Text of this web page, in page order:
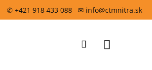
✆ +421 918 433 088 ✉ info@ctmnitra.sk
Prihlásenie